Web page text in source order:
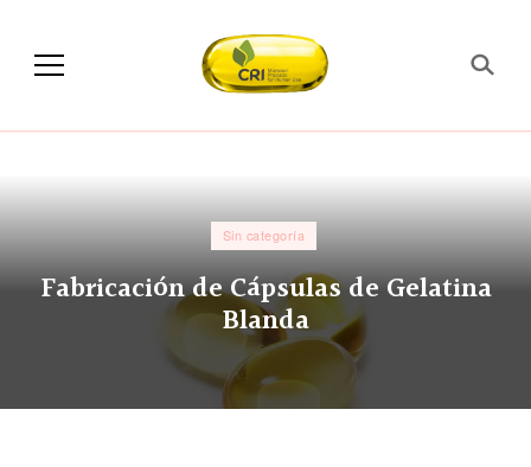
Sin categoría
Fabricación de Cápsulas de Gelatina
Blanda